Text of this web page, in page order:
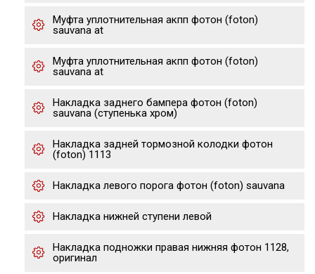
Муфта уплотнительная акпп фотон (foton)
sauvana at
Муфта уплотнительная акпп фотон (foton)
sauvana at
Накладка заднего бампера фотон (foton)
sauvana (ступенька хром)
Накладка задней тормозной колодки фотон
(foton) 1113
Накладка левого порога фотон (foton) sauvana
Накладка нижней ступени левой
Накладка подножки правая нижняя фотон 1128,
оригинал